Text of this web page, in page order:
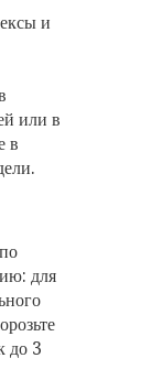
и
или в
в
для
до 3